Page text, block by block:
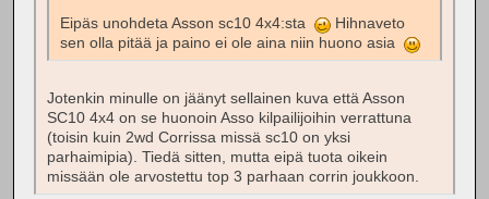
Eipäs unohdeta Asson sc10 4x4:sta
Hihnaveto
sen olla pitää ja paino ei ole aina niin huono asia
Jotenkin minulle on jäänyt sellainen kuva että Asson
SC10 4x4 on se huonoin Asso kilpailijoihin verrattuna
(toisin kuin 2wd Corrissa missä sc10 on yksi
parhaimipia). Tiedä sitten, mutta eipä tuota oikein
missään ole arvostettu top 3 parhaan corrin joukkoon.